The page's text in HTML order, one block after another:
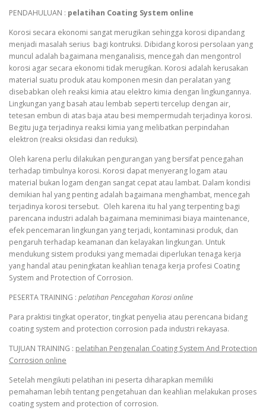
PENDAHULUAN : pelatihan Coating System online
Korosi secara ekonomi sangat merugikan sehingga korosi dipandang
menjadi masalah serius bagi kontruksi. Dibidang korosi persolaan yang
muncul adalah bagaimana menganalisis, mencegah dan mengontrol
korosi agar secara ekonomi tidak merugikan. Korosi adalah kerusakan
material suatu produk atau komponen mesin dan peralatan yang
disebabkan oleh reaksi kimia atau elektro kimia dengan lingkungannya.
Lingkungan yang basah atau lembab seperti tercelup dengan air,
tetesan embun di atas baja atau besi mempermudah terjadinya korosi.
Begitu juga terjadinya reaksi kimia yang melibatkan perpindahan
elektron (reaksi oksidasi dan reduksi).
Oleh karena perlu dilakukan pengurangan yang bersifat pencegahan
terhadap timbulnya korosi. Korosi dapat menyerang logam atau
material bukan logam dengan sangat cepat atau lambat. Dalam kondisi
demikian hal yang penting adalah bagaimana menghambat, mencegah
terjadinya korosi tersebut. Oleh karena itu hal yang terpenting bagi
parencana industri adalah bagaimana meminimasi biaya maintenance,
efek pencemaran lingkungan yang terjadi, kontaminasi produk, dan
pengaruh terhadap keamanan dan kelayakan lingkungan. Untuk
mendukung sistem produksi yang memadai diperlukan tenaga kerja
yang handal atau peningkatan keahlian tenaga kerja profesi Coating
System and Protection of Corrosion.
PESERTA TRAINING : pelatihan Pencegahan Korosi online
Para praktisi tingkat operator, tingkat penyelia atau perencana bidang
coating system and protection corrosion pada industri rekayasa.
TUJUAN TRAINING : pelatihan Pengenalan Coating System And Protection
Corrosion online
Setelah mengikuti pelatihan ini peserta diharapkan memiliki
pemahaman lebih tentang pengetahuan dan keahlian melakukan proses
coating system and protection of corrosion.